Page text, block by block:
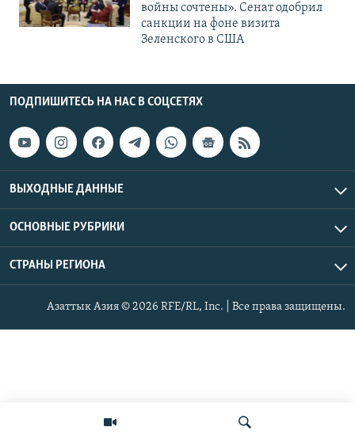
войны сочтены». Сенат одобрил
санкции на фоне визита
Зеленского в США
ПОДПИШИТЕСЬ НА НАС В СОЦСЕТЯХ
ВЫХОДНЫЕ ДАННЫЕ
ОСНОВНЫЕ РУБРИКИ
СТРАНЫ РЕГИОНА
Азаттык Азия © 2026 RFE/RL, Inc. | Все права защищены.